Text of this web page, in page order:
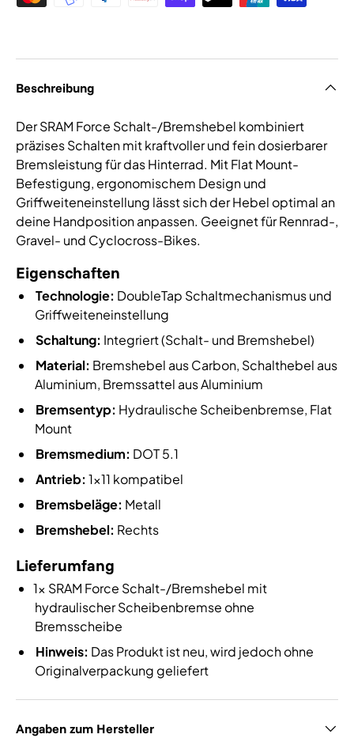
Beschreibung
Der SRAM Force Schalt-/Bremshebel kombiniert
präzises Schalten mit kraftvoller und fein dosierbarer
Bremsleistung für das Hinterrad. Mit Flat Mount-
Befestigung, ergonomischem Design und
Griffweiteneinstellung lässt sich der Hebel optimal an
deine Handposition anpassen. Geeignet für Rennrad-,
Gravel- und Cyclocross-Bikes.
Eigenschaften
Technologie: DoubleTap Schaltmechanismus und
Griffweiteneinstellung
Schaltung: Integriert (Schalt- und Bremshebel)
Material: Bremshebel aus Carbon, Schalthebel aus
Aluminium, Bremssattel aus Aluminium
Bremsentyp: Hydraulische Scheibenbremse, Flat
Mount
Bremsmedium: DOT 5.1
Antrieb: 1x11 kompatibel
Bremsbeläge: Metall
Bremshebel: Rechts
Lieferumfang
1x SRAM Force Schalt-/Bremshebel mit
hydraulischer Scheibenbremse ohne
Bremsscheibe
Hinweis: Das Produkt ist neu, wird jedoch ohne
Originalverpackung geliefert
Angaben zum Hersteller